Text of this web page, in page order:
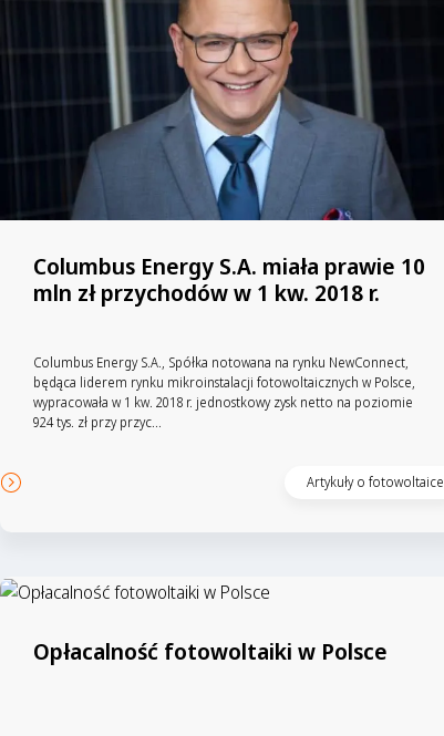
Columbus Energy S.A. miała prawie 10
mln zł przychodów w 1 kw. 2018 r.
Columbus Energy S.A., Spółka notowana na rynku NewConnect,
będąca liderem rynku mikroinstalacji fotowoltaicznych w Polsce,
wypracowała w 1 kw. 2018 r. jednostkowy zysk netto na poziomie
924 tys. zł przy przyc...
Czytaj artykuł Artykuły o fotowoltaice
Opłacalność fotowoltaiki w Polsce